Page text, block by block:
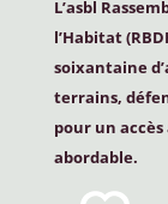
L’asbl
l’Habitat (
soixantaine
terrains,
pour un
abordable.